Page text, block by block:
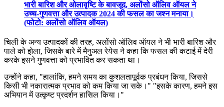
भारी बारिश और ओलावृष्टि के बावजूद, अलोंसो ऑलिव ऑयल ने
उच्च-गुणवत्ता और उत्पादक 2024 की फसल का जश्न मनाया।
(फोटो: अलोंसो ऑलिव ऑयल)
चिली के अन्य उत्पादकों की तरह, अलोंसो ऑलिव ऑयल ने भी भारी बारिश और
पाले को झेला, जिसके बारे में मैनुअल रेयेस ने कहा कि फसल की कटाई में देरी
करके इसने गुणवत्ता को प्रभावित कर सकता था।
उन्होंने कहा, "हालांकि, हमने समय का कुशलतापूर्वक प्रबंधन किया, जिससे
किसी भी नकारात्मक प्रभाव को कम किया जा सके।" "इसके कारण, हमने इस
अभियान में उत्कृष्ट प्रदर्शन हासिल किया।"